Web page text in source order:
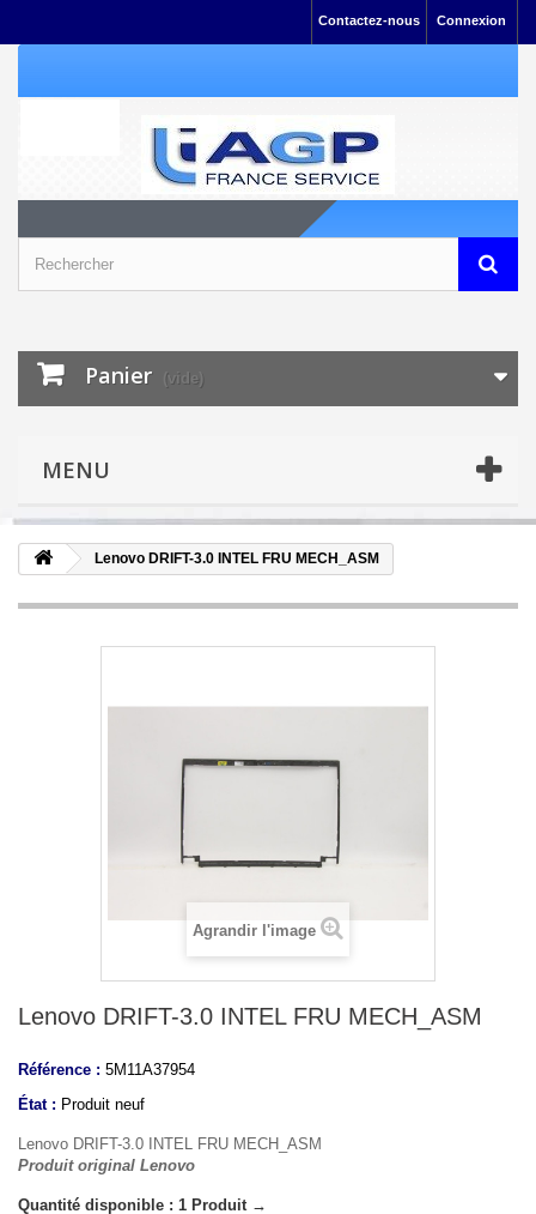
Connexion
Contactez-nous
Panier (vide)
MENU
Lenovo DRIFT-3.0 INTEL FRU MECH_ASM
Agrandir l'image
Lenovo DRIFT-3.0 INTEL FRU MECH_ASM
Référence : 5M11A37954
État : Produit neuf
Lenovo DRIFT-3.0 INTEL FRU MECH_ASM
Produit original Lenovo
Quantité disponible : 1 Produit →